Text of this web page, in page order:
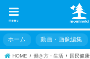
menu
ホーム 動画・画像編集
HOME 働き方・生活 国民健